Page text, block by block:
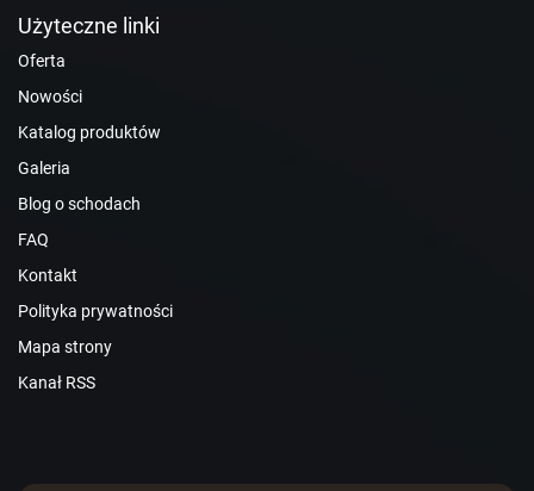
Użyteczne linki
Oferta
Nowości
Katalog produktów
Galeria
Blog o schodach
FAQ
Kontakt
Polityka prywatności
Mapa strony
Kanał RSS